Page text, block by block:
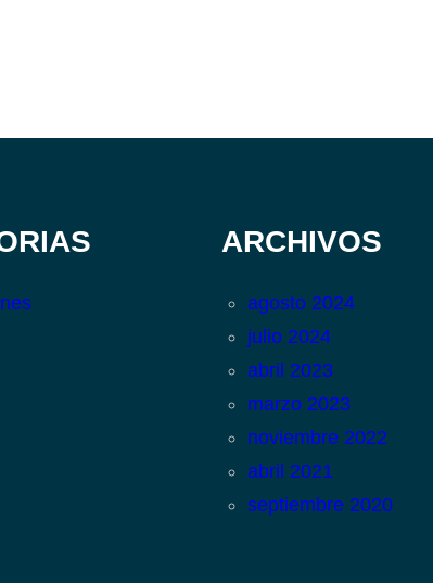
ARCHIVOS
agosto 2024
julio 2024
abril 2023
marzo 2023
noviembre 2022
abril 2021
septiembre 2020